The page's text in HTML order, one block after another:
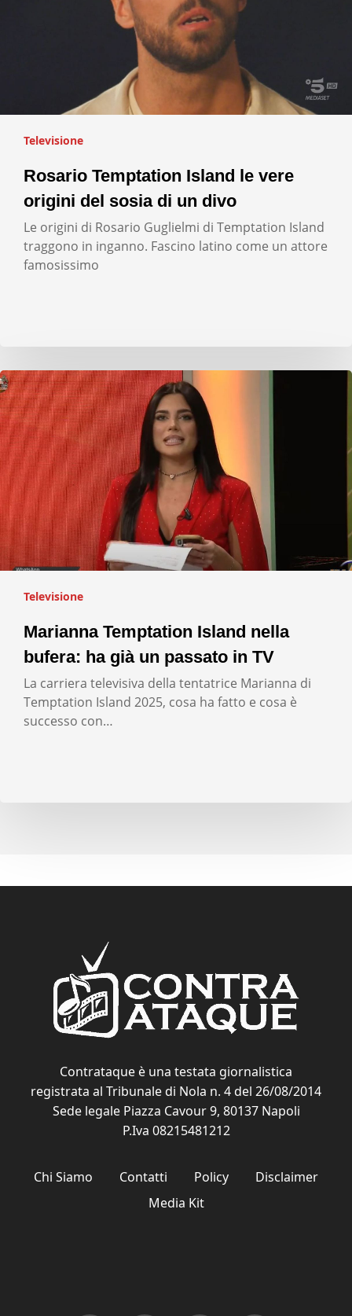
Televisione
Rosario Temptation Island le vere
origini del sosia di un divo
Le origini di Rosario Guglielmi di Temptation Island
traggono in inganno. Fascino latino come un attore
famosissimo
Televisione
Marianna Temptation Island nella
bufera: ha già un passato in TV
La carriera televisiva della tentatrice Marianna di
Temptation Island 2025, cosa ha fatto e cosa è
successo con…
Contrataque è una testata giornalistica
registrata al Tribunale di Nola n. 4 del 26/08/2014
Sede legale Piazza Cavour 9, 80137 Napoli
P.Iva 08215481212
Chi Siamo Contatti Policy
Disclaimer
Media Kit